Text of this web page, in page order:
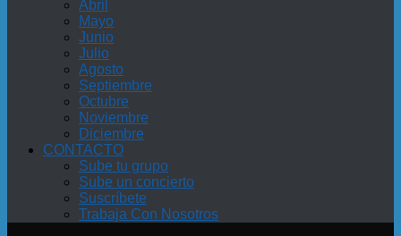
Abril
Mayo
Junio
Julio
Agosto
Septiembre
Octubre
Noviembre
Diciembre
CONTACTO
Sube tu grupo
Sube un concierto
Suscríbete
Trabaja Con Nosotros